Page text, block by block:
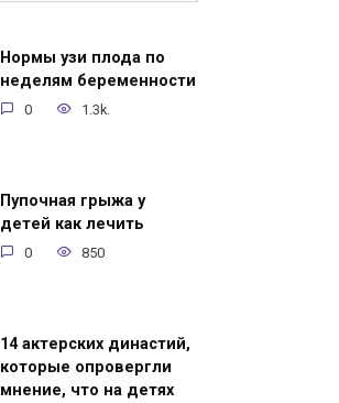
Нормы узи плода по
неделям беременности
0 1.3k.
Пупочная грыжа у
детей как лечить
0 850
14 актерских династий,
которые опровергли
мнение, что на детях